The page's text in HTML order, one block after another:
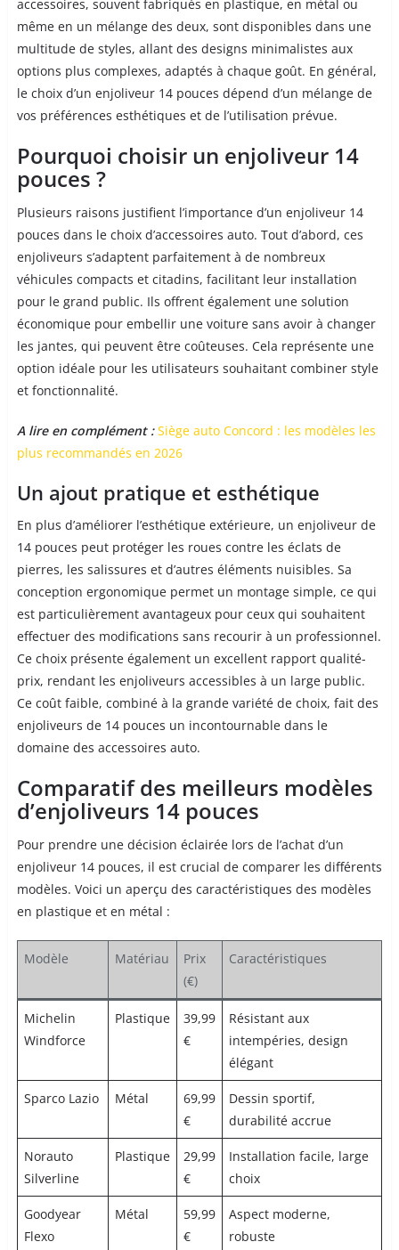
accessoires, souvent fabriqués en plastique, en métal ou
même en un mélange des deux, sont disponibles dans une
multitude de styles, allant des designs minimalistes aux
options plus complexes, adaptés à chaque goût. En général,
le choix d’un enjoliveur 14 pouces dépend d’un mélange de
vos préférences esthétiques et de l’utilisation prévue.
Pourquoi choisir un enjoliveur 14
pouces ?
Plusieurs raisons justifient l’importance d’un enjoliveur 14
pouces dans le choix d’accessoires auto. Tout d’abord, ces
enjoliveurs s’adaptent parfaitement à de nombreux
véhicules compacts et citadins, facilitant leur installation
pour le grand public. Ils offrent également une solution
économique pour embellir une voiture sans avoir à changer
les jantes, qui peuvent être coûteuses. Cela représente une
option idéale pour les utilisateurs souhaitant combiner style
et fonctionnalité.
A lire en complément : Siège auto Concord : les modèles les
plus recommandés en 2026
Un ajout pratique et esthétique
En plus d’améliorer l’esthétique extérieure, un enjoliveur de
14 pouces peut protéger les roues contre les éclats de
pierres, les salissures et d’autres éléments nuisibles. Sa
conception ergonomique permet un montage simple, ce qui
est particulièrement avantageux pour ceux qui souhaitent
effectuer des modifications sans recourir à un professionnel.
Ce choix présente également un excellent rapport qualité-
prix, rendant les enjoliveurs accessibles à un large public.
Ce coût faible, combiné à la grande variété de choix, fait des
enjoliveurs de 14 pouces un incontournable dans le
domaine des accessoires auto.
Comparatif des meilleurs modèles
d’enjoliveurs 14 pouces
Pour prendre une décision éclairée lors de l’achat d’un
enjoliveur 14 pouces, il est crucial de comparer les différents
modèles. Voici un aperçu des caractéristiques des modèles
en plastique et en métal :
Modèle Matériau
Prix
(€)
Caractéristiques
Michelin
Windforce
Plastique
39,99
€
Résistant aux
intempéries, design
élégant
Sparco Lazio Métal
69,99
€
Dessin sportif,
durabilité accrue
Norauto
Silverline
Plastique
29,99
€
Installation facile, large
choix
Goodyear
Flexo
Métal
59,99
€
Aspect moderne,
robuste